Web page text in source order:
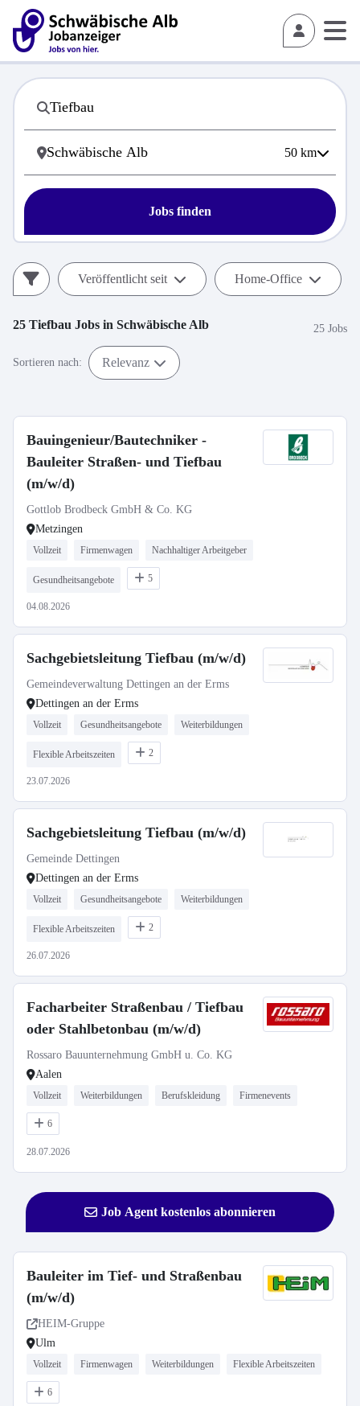
50 km
Jobs finden
Veröffentlicht seit Home-Office
25 Tiefbau Jobs in Schwäbische Alb 25 Jobs
Sortieren nach: Relevanz
Bauingenieur/Bautechniker -
Bauleiter Straßen- und Tiefbau
(m/w/d)
Gottlob Brodbeck GmbH & Co. KG
Metzingen
Vollzeit Firmenwagen Nachhaltiger Arbeitgeber
Gesundheitsangebote 5
04.08.2026
Sachgebietsleitung Tiefbau (m/w/d)
Gemeindeverwaltung Dettingen an der Erms
Dettingen an der Erms
Vollzeit Gesundheitsangebote Weiterbildungen
Flexible Arbeitszeiten 2
23.07.2026
Sachgebietsleitung Tiefbau (m/w/d)
Gemeinde Dettingen
Dettingen an der Erms
Vollzeit Gesundheitsangebote Weiterbildungen
Flexible Arbeitszeiten 2
26.07.2026
Facharbeiter Straßenbau / Tiefbau
oder Stahlbetonbau (m/w/d)
Rossaro Bauunternehmung GmbH u. Co. KG
Aalen
Vollzeit Weiterbildungen Berufskleidung Firmenevents
6
28.07.2026
Job Agent kostenlos abonnieren
Bauleiter im Tief- und Straßenbau
(m/w/d)
HEIM-Gruppe
Ulm
Vollzeit Firmenwagen Weiterbildungen Flexible Arbeitszeiten
6